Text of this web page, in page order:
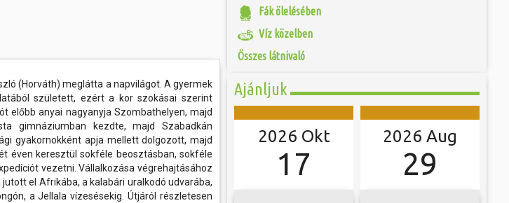
Fák ölelésében
Víz közelben
Összes látnivaló
Ajánljuk
2026 Okt
17
2026 Aug
29
(Horváth) meglátta a napvilágot. A gyermek
született, ezért a kor szokásai szerint
előbb anyai nagyanyja Szombathelyen, majd
gimnáziumban kezdte, majd Szabadkán
gyakornokként apja mellett dolgozott, majd
éven keresztül sokféle beosztásban, sokféle
vezetni. Vállalkozása végrehajtásához
el Afrikába, a kalabári uralkodó udvarába,
a Jellala vízesésekig. Útjáról részletesen